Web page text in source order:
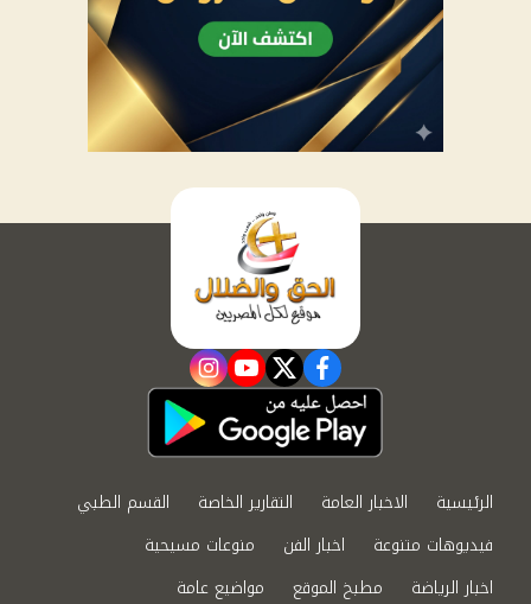
facebook
twitter
youtube
instagram
الرئيسية الاخبار العامة التقارير الخاصة
القسم الطبي
فيديوهات متنوعة
اخبار الفن
منوعات مسيحية
اخبار الرياضة
مطبخ الموقع مواضيع عامة